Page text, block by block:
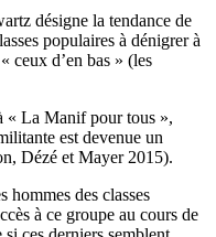
désigne la tendance de
populaires à dénigrer à
ceux d’en bas » (les
« La Manif pour tous »,
est devenue un
Dézé et Mayer 2015).
hommes des classes
à ce groupe au cours de